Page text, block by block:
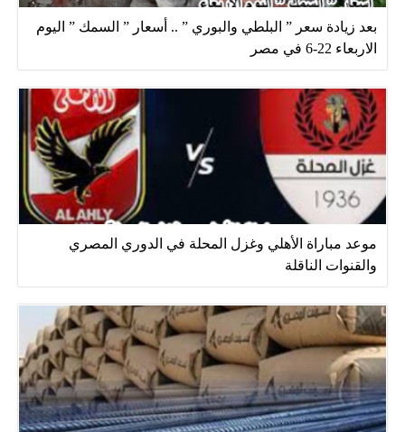
بعد زيادة سعر ” البلطي والبوري ” .. أسعار ” السمك ” اليوم
الاربعاء 22-6 في مصر
موعد مباراة الأهلي وغزل المحلة في الدوري المصري
والقنوات الناقلة